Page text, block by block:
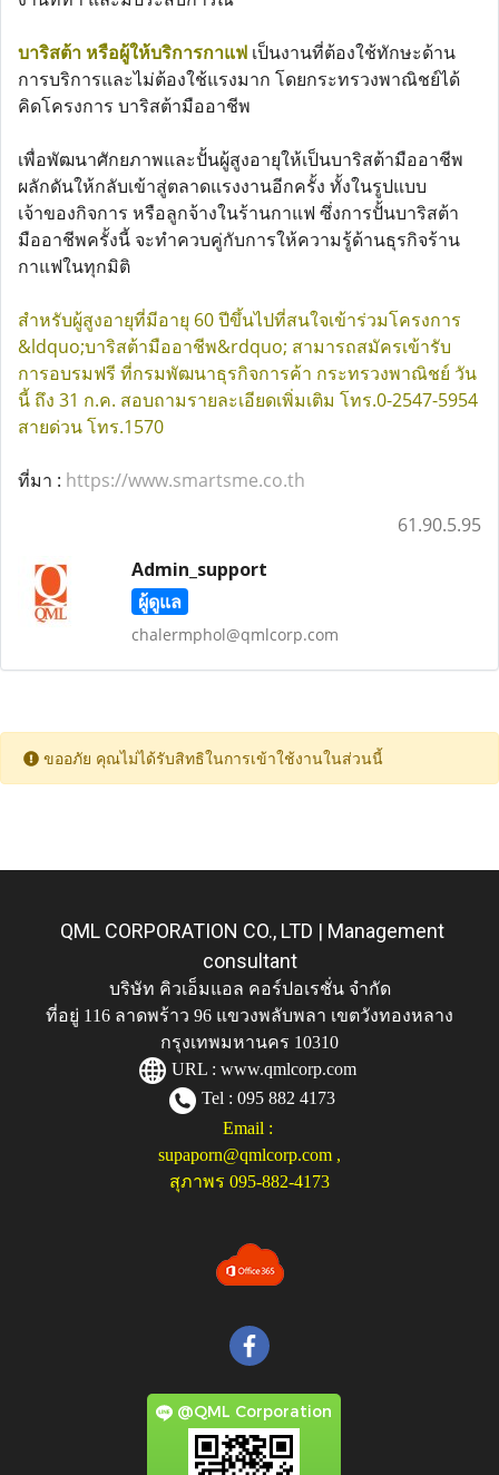
บาริสต้า หรือผู้ให้บริการกาแฟ เป็นงานที่ต้องใช้ทักษะด้าน
การบริการและไม่ต้องใช้แรงมาก โดยกระทรวงพาณิชย์ได้
คิดโครงการ บาริสต้ามืออาชีพ
เพื่อพัฒนาศักยภาพและปั้นผู้สูงอายุให้เป็นบาริสต้ามืออาชีพ
ผลักดันให้กลับเข้าสู่ตลาดแรงงานอีกครั้ง ทั้งในรูปแบบ
เจ้าของกิจการ หรือลูกจ้างในร้านกาแฟ ซึ่งการปั้นบาริสต้า
มืออาชีพครั้งนี้ จะทำควบคู่กับการให้ความรู้ด้านธุรกิจร้าน
กาแฟในทุกมิติ
สำหรับผู้สูงอายุที่มีอายุ 60 ปีขึ้นไปที่สนใจเข้าร่วมโครงการ
&ldquo;บาริสต้ามืออาชีพ&rdquo; สามารถสมัครเข้ารับ
การอบรมฟรี ที่กรมพัฒนาธุรกิจการค้า กระทรวงพาณิชย์ วัน
นี้ ถึง 31 ก.ค. สอบถามรายละเอียดเพิ่มเติม โทร.0-2547-5954
สายด่วน โทร.1570
ที่มา : https://www.smartsme.co.th
61.90.5.95
Admin_support
ผู้ดูแล
chalermphol@qmlcorp.com
ขออภัย คุณไม่ได้รับสิทธิในการเข้าใช้งานในส่วนนี้
QML CORPORATION CO., LTD | Management
consultant
บริษัท คิวเอ็มแอล คอร์ปอเรชั่น จำกัด
ที่อยู่ 116 ลาดพร้าว 96 แขวงพลับพลา เขตวังทองหลาง
กรุงเทพมหานคร 10310
URL : www.qmlcorp.com
Tel : 095 882 4173
Email :
supaporn@qmlcorp.com ,
สุภาพร 095-882-4173
@QML Corporation